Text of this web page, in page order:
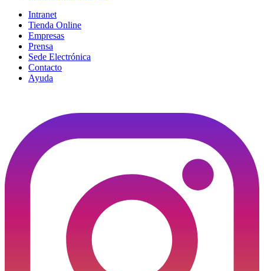
Intranet
Tienda Online
Empresas
Prensa
Sede Electrónica
Contacto
Ayuda